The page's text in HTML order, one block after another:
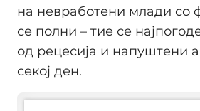
на невработени млади со
се полни – тие се
од рецесија и напуштени
секој ден.